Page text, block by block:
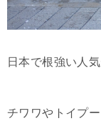
日本で根強い人
チワワやトイプ